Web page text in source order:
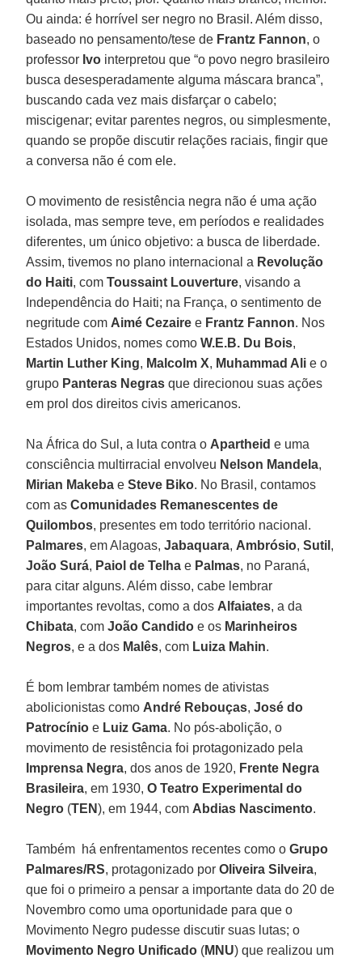
Ou ainda: é horrível ser negro no Brasil. Além disso,
baseado no pensamento/tese de Frantz Fannon, o
professor Ivo interpretou que “o povo negro brasileiro
busca desesperadamente alguma máscara branca”,
buscando cada vez mais disfarçar o cabelo;
miscigenar; evitar parentes negros, ou simplesmente,
quando se propõe discutir relações raciais, fingir que
a conversa não é com ele.
O movimento de resistência negra não é uma ação
isolada, mas sempre teve, em períodos e realidades
diferentes, um único objetivo: a busca de liberdade.
Assim, tivemos no plano internacional a Revolução
do Haiti, comToussaint Louverture, visando a
Independência do Haiti; na França, o sentimento de
negritude com Aimé Cezaire e Frantz Fannon. Nos
Estados Unidos, nomes comoW.E.B. Du Bois,
Martin Luther King, Malcolm X, Muhammad Ali e o
grupo Panteras Negras que direcionou suas ações
em prol dos direitos civis americanos.
Na África do Sul, a luta contra o Apartheid e uma
consciência multirracial envolveu Nelson Mandela,
Mirian Makeba eSteve Biko. No Brasil, contamos
com asComunidades Remanescentes de
Quilombos, presentes em todo território nacional.
Palmares, em Alagoas,Jabaquara, Ambrósio,Sutil ,
João Surá, Paiol de Telha e Palmas, no Paraná,
para citar alguns. Além disso, cabe lembrar
importantes revoltas, como a dos Alfaiates, a da
Chibata, comJoão Candido e os Marinheiros
Negros, e a dos Malês, com Luiza Mahin.
É bom lembrar também nomes de ativistas
abolicionistas como André Rebouças,José do
Patrocínio e Luiz Gama. No pós-abolição, o
movimento de resistência foi protagonizado pela
Imprensa Negra, dos anos de 1920, Frente Negra
Brasileira, em 1930,O Teatro Experimental do
Negro (TEN), em 1944, com Abdias Nascimento.
Também há enfrentamentos recentes como oGrupo
Palmares/RS, protagonizado porOliveira Silveira,
que foi o primeiro a pensar a importante data do 20 de
Novembro como uma oportunidade para que o
Movimento Negro pudesse discutir suas lutas; o
Movimento Negro Unificado (MNU) que realizou um